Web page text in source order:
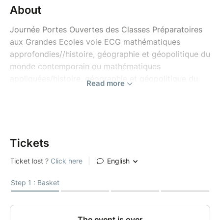
About
Journée Portes Ouvertes des Classes Préparatoires
aux Grandes Ecoles voie ECG mathématiques
approfondies//histoire, géographie et géopolitique du
monde contemporain ou mathématiques
appliquées/histoire, géographie et géopolitique du
Saint-Jean, ses atouts, les enjeux et objectifs de la
Préparatoires.
Read more
Tickets